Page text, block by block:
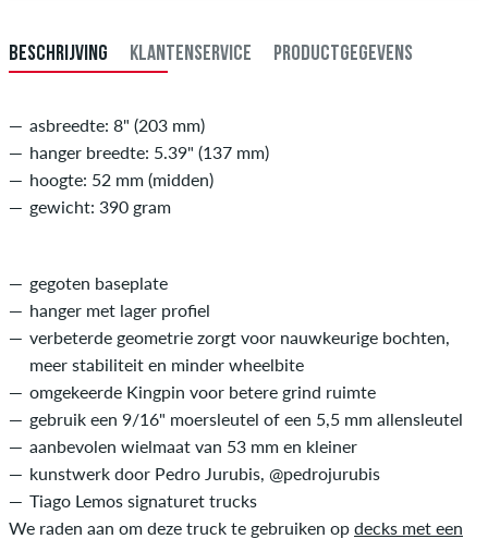
BESCHRIJVING KLANTENSERVICE PRODUCTGEGEVENS
asbreedte: 8" (203 mm)
hanger breedte: 5.39" (137 mm)
hoogte: 52 mm (midden)
gewicht: 390 gram
gegoten baseplate
hanger met lager profiel
verbeterde geometrie zorgt voor nauwkeurige bochten,
meer stabiliteit en minder wheelbite
omgekeerde Kingpin voor betere grind ruimte
gebruik een 9/16" moersleutel of een 5,5 mm allensleutel
aanbevolen wielmaat van 53 mm en kleiner
kunstwerk door Pedro Jurubis, @pedrojurubis
Tiago Lemos signaturet trucks
We raden aan om deze truck te gebruiken op decks met een